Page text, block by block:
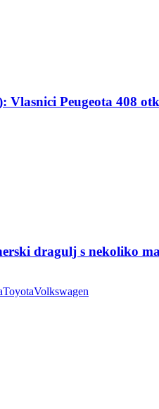
Vlasnici Peugeota 408
dragulj s nekoliko
ToyotaVolkswagen